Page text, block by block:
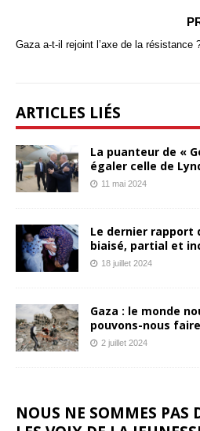
Gaza a-t-il rejoint l’axe de la résistance
ARTICLES LIÉS
La puanteur de «
égaler celle de
11 mai 2024
Le dernier rapport
biaisé, partial et
18 juillet 2024
Gaza : le monde
pouvons-nous
2 juillet 2024
NOUS NE SOMMES PAS